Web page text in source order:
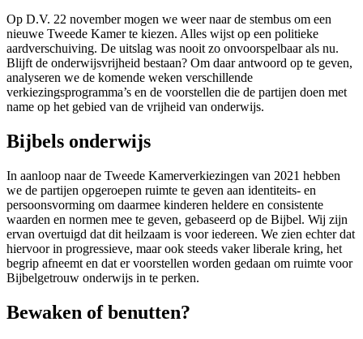
Op D.V. 22 november mogen we weer naar de stembus om een
nieuwe Tweede Kamer te kiezen. Alles wijst op een politieke
aardverschuiving. De uitslag was nooit zo onvoorspelbaar als nu.
Blijft de onderwijsvrijheid bestaan? Om daar antwoord op te geven,
analyseren we de komende weken verschillende
verkiezingsprogramma’s en de voorstellen die de partijen doen met
name op het gebied van de vrijheid van onderwijs.
Bijbels onderwijs
In aanloop naar de Tweede Kamerverkiezingen van 2021 hebben
we de partijen opgeroepen ruimte te geven aan identiteits- en
persoonsvorming om daarmee kinderen heldere en consistente
waarden en normen mee te geven, gebaseerd op de Bijbel. Wij zijn
ervan overtuigd dat dit heilzaam is voor iedereen. We zien echter dat
hiervoor in progressieve, maar ook steeds vaker liberale kring, het
begrip afneemt en dat er voorstellen worden gedaan om ruimte voor
Bijbelgetrouw onderwijs in te perken.
Bewaken of benutten?